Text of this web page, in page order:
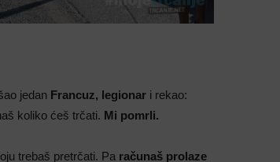
jedan Francuz, legionar i rekao:
koliko ćeš trčati. Mi pomrli.
trebaš pretrčati. Pa računaš prolaze